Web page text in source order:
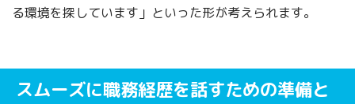
る環境を探しています」といった形が考えられます。
スムーズに職務経歴を話すための準備と